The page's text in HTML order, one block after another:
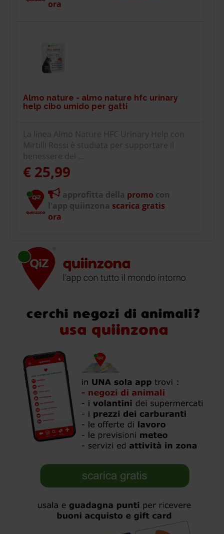
ora
Almo nature - almo nature hfc urinary
help cibo umido per gatti
La linea Almo Nature HFC Urinary Help con
Mirtilli Rossi è studiata per supportare il
benessere del ...
€ 25,99
approfitta della promo con
l'app quiinzona scarica gratis
ora